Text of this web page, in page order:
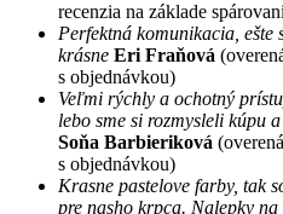
recenzia na základe
Perfektná komunikacia,
krásne Eri Fraňová
s objednávkou)
Veľmi rýchly a ochotný
lebo sme si rozmysleli kúpu
Soňa Barbieriková
s objednávkou)
Krasne pastelove farby, tak
pre nasho krpca. Nalepky